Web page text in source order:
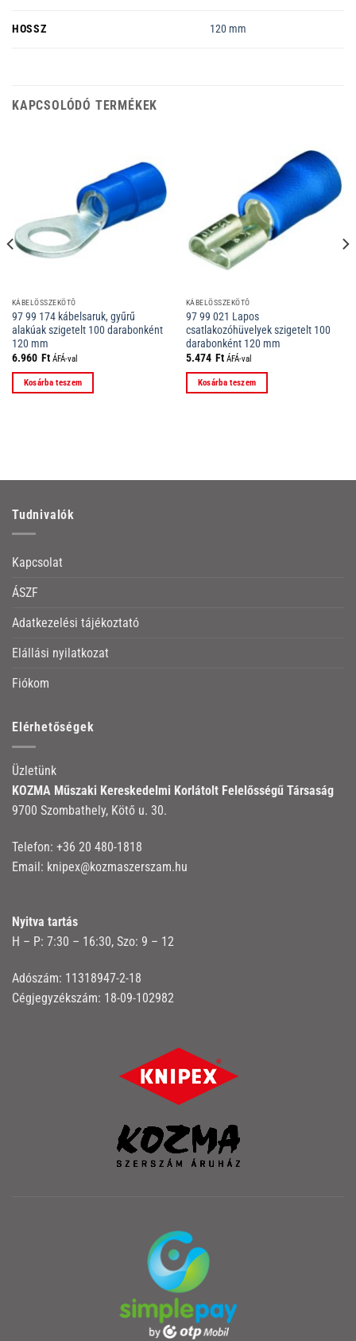
HOSSZ 120 mm
KAPCSOLÓDÓ TERMÉKEK
KÁBELÖSSZEKÖTŐ
97 99 174 kábelsaruk, gyűrű
alakúak szigetelt 100 darabonként
120 mm
6.960 Ft ÁFÁ-val
Kosárba teszem
KÁBELÖSSZEKÖTŐ
97 99 021 Lapos
csatlakozóhüvelyek szigetelt 100
darabonként 120 mm
5.474 Ft ÁFÁ-val
Kosárba teszem
Tudnivalók
Kapcsolat
ÁSZF
Adatkezelési tájékoztató
Elállási nyilatkozat
Fiókom
Elérhetőségek
Üzletünk
KOZMA Műszaki Kereskedelmi Korlátolt Felelősségű Társaság
9700 Szombathely, Kötő u. 30.
Telefon: +36 20 480-1818
Email: knipex@kozmaszerszam.hu
Nyitva tartás
H – P: 7:30 – 16:30, Szo: 9 – 12
Adószám: 11318947-2-18
Cégjegyzékszám: 18-09-102982